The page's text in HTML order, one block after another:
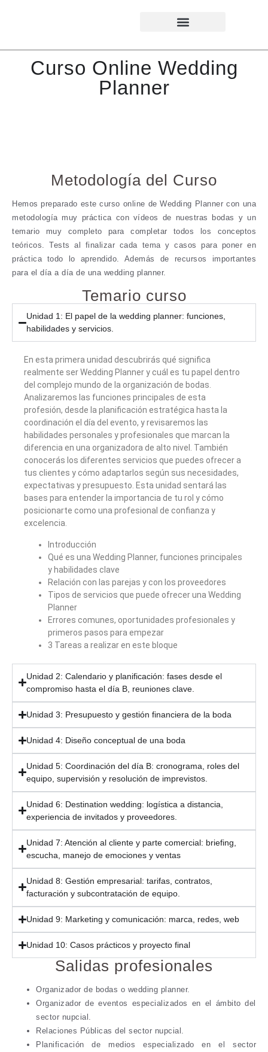
Curso Online Wedding
Planner
Metodología del Curso
Hemos preparado este curso online de Wedding Planner con una
metodología muy práctica con vídeos de nuestras bodas y un
temario muy completo para completar todos los conceptos
teóricos. Tests al finalizar cada tema y casos para poner en
práctica todo lo aprendido. Además de recursos importantes
para el día a día de una wedding planner.
Temario curso
Unidad 1: El papel de la wedding planner: funciones,
habilidades y servicios.
En esta primera unidad descubrirás qué significa
realmente ser Wedding Planner y cuál es tu papel dentro
del complejo mundo de la organización de bodas.
Analizaremos las funciones principales de esta
profesión, desde la planificación estratégica hasta la
coordinación el día del evento, y revisaremos las
habilidades personales y profesionales que marcan la
diferencia en una organizadora de alto nivel. También
conocerás los diferentes servicios que puedes ofrecer a
tus clientes y cómo adaptarlos según sus necesidades,
expectativas y presupuesto. Esta unidad sentará las
bases para entender la importancia de tu rol y cómo
posicionarte como una profesional de confianza y
excelencia.
Introducción
Qué es una Wedding Planner, funciones principales
y habilidades clave
Relación con las parejas y con los proveedores
Tipos de servicios que puede ofrecer una Wedding
Planner
Errores comunes, oportunidades profesionales y
primeros pasos para empezar
3 Tareas a realizar en este bloque
Unidad 2: Calendario y planificación: fases desde el
compromiso hasta el día B, reuniones clave.
Unidad 3: Presupuesto y gestión financiera de la boda
Unidad 4: Diseño conceptual de una boda
Unidad 5: Coordinación del día B: cronograma, roles del
equipo, supervisión y resolución de imprevistos.
Unidad 6: Destination wedding: logística a distancia,
experiencia de invitados y proveedores.
Unidad 7: Atención al cliente y parte comercial: briefing,
escucha, manejo de emociones y ventas
Unidad 8: Gestión empresarial: tarifas, contratos,
facturación y subcontratación de equipo.
Unidad 9: Marketing y comunicación: marca, redes, web
Unidad 10: Casos prácticos y proyecto final
Salidas profesionales
Organizador de bodas o wedding planner.
Organizador de eventos especializados en el ámbito del
sector nupcial.
Relaciones Públicas del sector nupcial.
Planificación de medios especializado en el sector